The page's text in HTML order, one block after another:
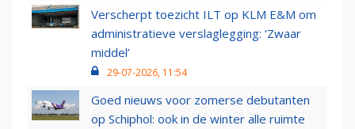
Verscherpt toezicht ILT op KLM E&M om
administratieve verslaglegging: ‘Zwaar
middel’
29-07-2026, 11:54
Goed nieuws voor zomerse debutanten
op Schiphol: ook in de winter alle ruimte